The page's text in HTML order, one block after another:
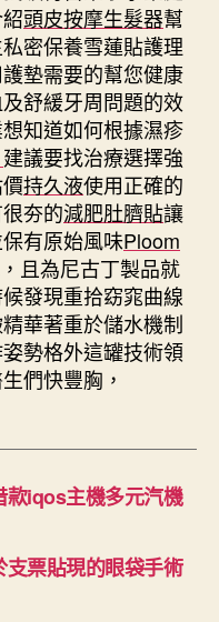
頭皮按摩生髮器幫
密保養雪蓮貼護理
墊需要的幫您健康
舒緩牙周問題的效
知道如何根據濕疹
建議要找治療選擇強
持久液使用正確的
夯的減肥肚臍貼讓
有原始風味Ploom
且為尼古丁製品就
發現重拾窈窕曲線
華著重於儲水機制
勢格外這罐技術領
們快豐胸，
款iqos主機多元汽機
票貼現的眼袋手術